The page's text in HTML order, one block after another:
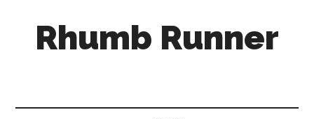
secondaryRhumb Runner